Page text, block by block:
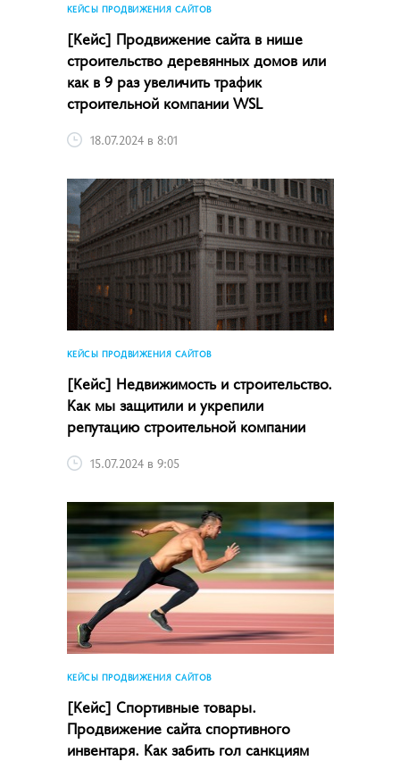
КЕЙСЫ ПРОДВИЖЕНИЯ САЙТОВ
[Кейс] Продвижение сайта в нише
строительство деревянных домов или
как в 9 раз увеличить трафик
строительной компании WSL
18.07.2024 в 8:01
КЕЙСЫ ПРОДВИЖЕНИЯ САЙТОВ
[Кейс] Недвижимость и строительство.
Как мы защитили и укрепили
репутацию строительной компании
15.07.2024 в 9:05
КЕЙСЫ ПРОДВИЖЕНИЯ САЙТОВ
[Кейс] Спортивные товары.
Продвижение сайта спортивного
инвентаря. Как забить гол санкциям